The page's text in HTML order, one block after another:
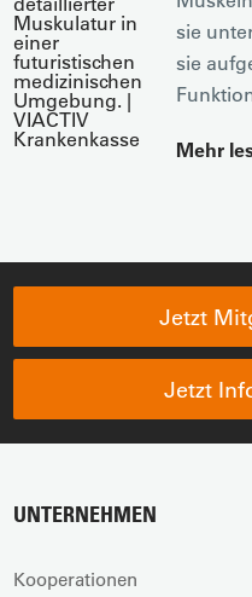
sie
sie
Mehr
Jetzt
Jetzt
UNTERNEHMEN
Kooperationen